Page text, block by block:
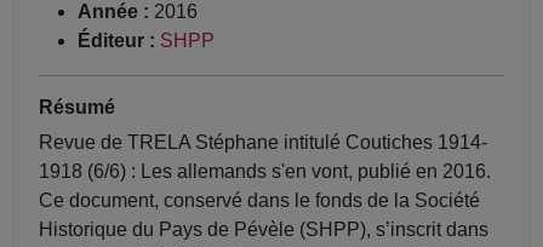
Année : 2016
Éditeur : SHPP
Résumé
Revue de TRELA Stéphane intitulé Coutiches 1914-
1918 (6/6) : Les allemands s'en vont, publié en 2016.
Ce document, conservé dans le fonds de la Société
Historique du Pays de Pévèle (SHPP), s’inscrit dans